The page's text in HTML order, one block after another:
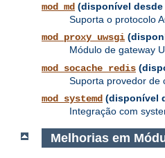
mod_md (disponível desde
Suporta o protocolo
mod_proxy_uwsgi
Módulo de gateway
mod_socache_redis
Suporta provedor de
mod_systemd (disponível
Integração com
Melhorias em